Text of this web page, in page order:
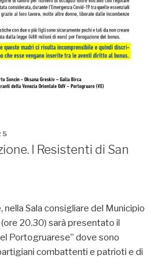
I Resistenti di San
Sala consigliare del Municipio
20.30) sarà presentato il
Portogruarese” dove sono
combattenti e patrioti e di